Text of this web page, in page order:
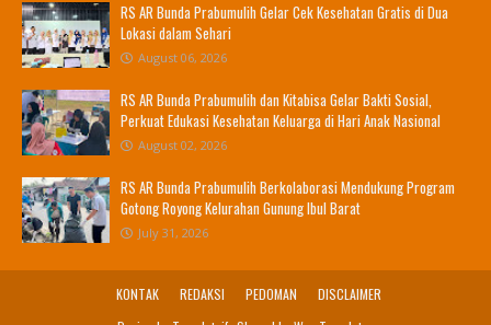
RS AR Bunda Prabumulih Gelar Cek Kesehatan Gratis di Dua
Lokasi dalam Sehari
August 06, 2026
RS AR Bunda Prabumulih dan Kitabisa Gelar Bakti Sosial,
Perkuat Edukasi Kesehatan Keluarga di Hari Anak Nasional
August 02, 2026
RS AR Bunda Prabumulih Berkolaborasi Mendukung Program
Gotong Royong Kelurahan Gunung Ibul Barat
July 31, 2026
KONTAK REDAKSI PEDOMAN
DISCLAIMER